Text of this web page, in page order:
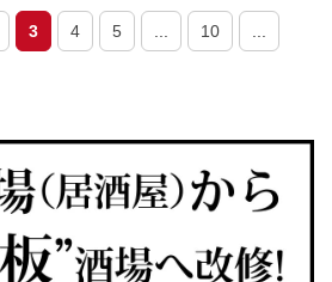
3 4 5 ... 10 ...